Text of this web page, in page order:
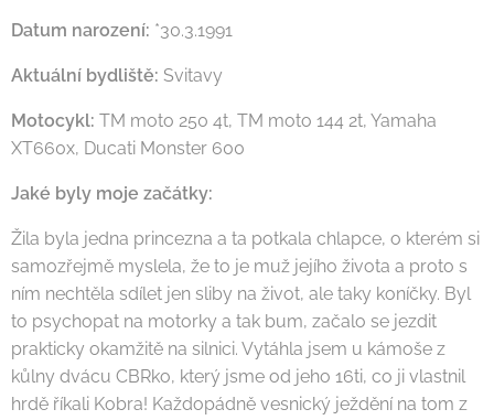
Datum narození: *30.3.1991
Aktuální bydliště: Svitavy
Motocykl: TM moto 250 4t, TM moto 144 2t, Yamaha
XT660x, Ducati Monster 600
Jaké byly moje začátky:
Žila byla jedna princezna a ta potkala chlapce, o kterém si
samozřejmě myslela, že to je muž jejího života a proto s
ním nechtěla sdílet jen sliby na život, ale taky koníčky. Byl
to psychopat na motorky a tak bum, začalo se jezdit
prakticky okamžitě na silnici. Vytáhla jsem u kámoše z
kůlny dvácu CBRko, který jsme od jeho 16ti, co ji vlastnil
hrdě říkali Kobra! Každopádně vesnický ježdění na tom z